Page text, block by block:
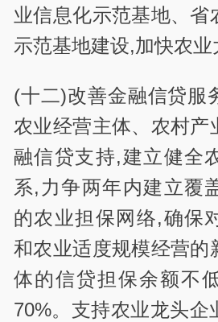
业信息化示范基地、省
示范基地建设,加快农业
(十二)改善金融信贷服
农业经营主体、农村产
融信贷支持,建立健全
系,力争两年内建立覆
的农业担保网络,确保
和农业适度规模经营的
体的信贷担保余额不
70%。支持农业龙头企